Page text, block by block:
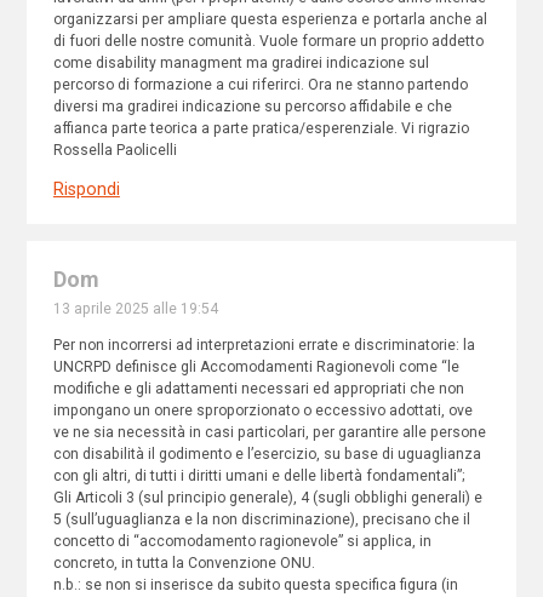
organizzarsi per ampliare questa esperienza e portarla anche al
di fuori delle nostre comunità. Vuole formare un proprio addetto
come disability managment ma gradirei indicazione sul
percorso di formazione a cui riferirci. Ora ne stanno partendo
diversi ma gradirei indicazione su percorso affidabile e che
affianca parte teorica a parte pratica/esperenziale. Vi rigrazio
Rossella Paolicelli
Rispondi
Dom
13 aprile 2025 alle 19:54
Per non incorrersi ad interpretazioni errate e discriminatorie: la
UNCRPD definisce gli Accomodamenti Ragionevoli come “le
modifiche e gli adattamenti necessari ed appropriati che non
impongano un onere sproporzionato o eccessivo adottati, ove
ve ne sia necessità in casi particolari, per garantire alle persone
con disabilità il godimento e l’esercizio, su base di uguaglianza
con gli altri, di tutti i diritti umani e delle libertà fondamentali”;
Gli Articoli 3 (sul principio generale), 4 (sugli obblighi generali) e
5 (sull’uguaglianza e la non discriminazione), precisano che il
concetto di “accomodamento ragionevole” si applica, in
concreto, in tutta la Convenzione ONU.
n.b.: se non si inserisce da subito questa specifica figura (in